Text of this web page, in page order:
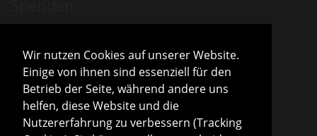
Wir nutzen Cookies auf unserer Website.
Einige von ihnen sind essenziell für den
Betrieb der Seite, während andere uns
helfen, diese Website und die
Nutzererfahrung zu verbessern (Tracking
VHM ist als gemeinnützig anerkannt.
Spenden und Beiträge sind mit dem aktuellen
Freistellungsbescheid steuerlich absetzbar.
Sparda-Bank München
IBAN
DE13 7009 0500 0001 2800 15
GENODEF1S04
Infos zu Spenden